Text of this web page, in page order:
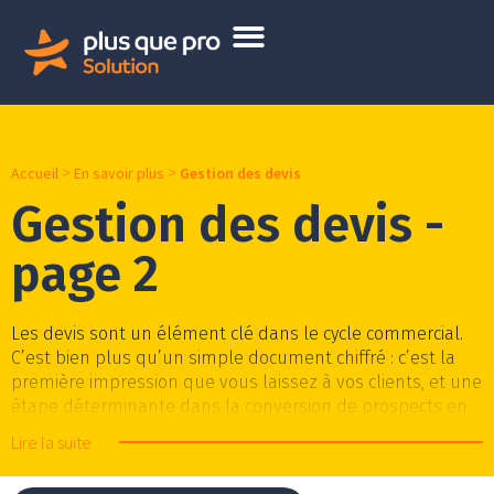
Accueil > En savoir plus > Gestion des devis
Gestion des devis -
page 2
Les devis sont un élément clé dans le cycle commercial.
C’est bien plus qu’un simple document chiffré : c’est la
première impression que vous laissez à vos clients, et une
étape déterminante dans la conversion de prospects en
Lire la suite